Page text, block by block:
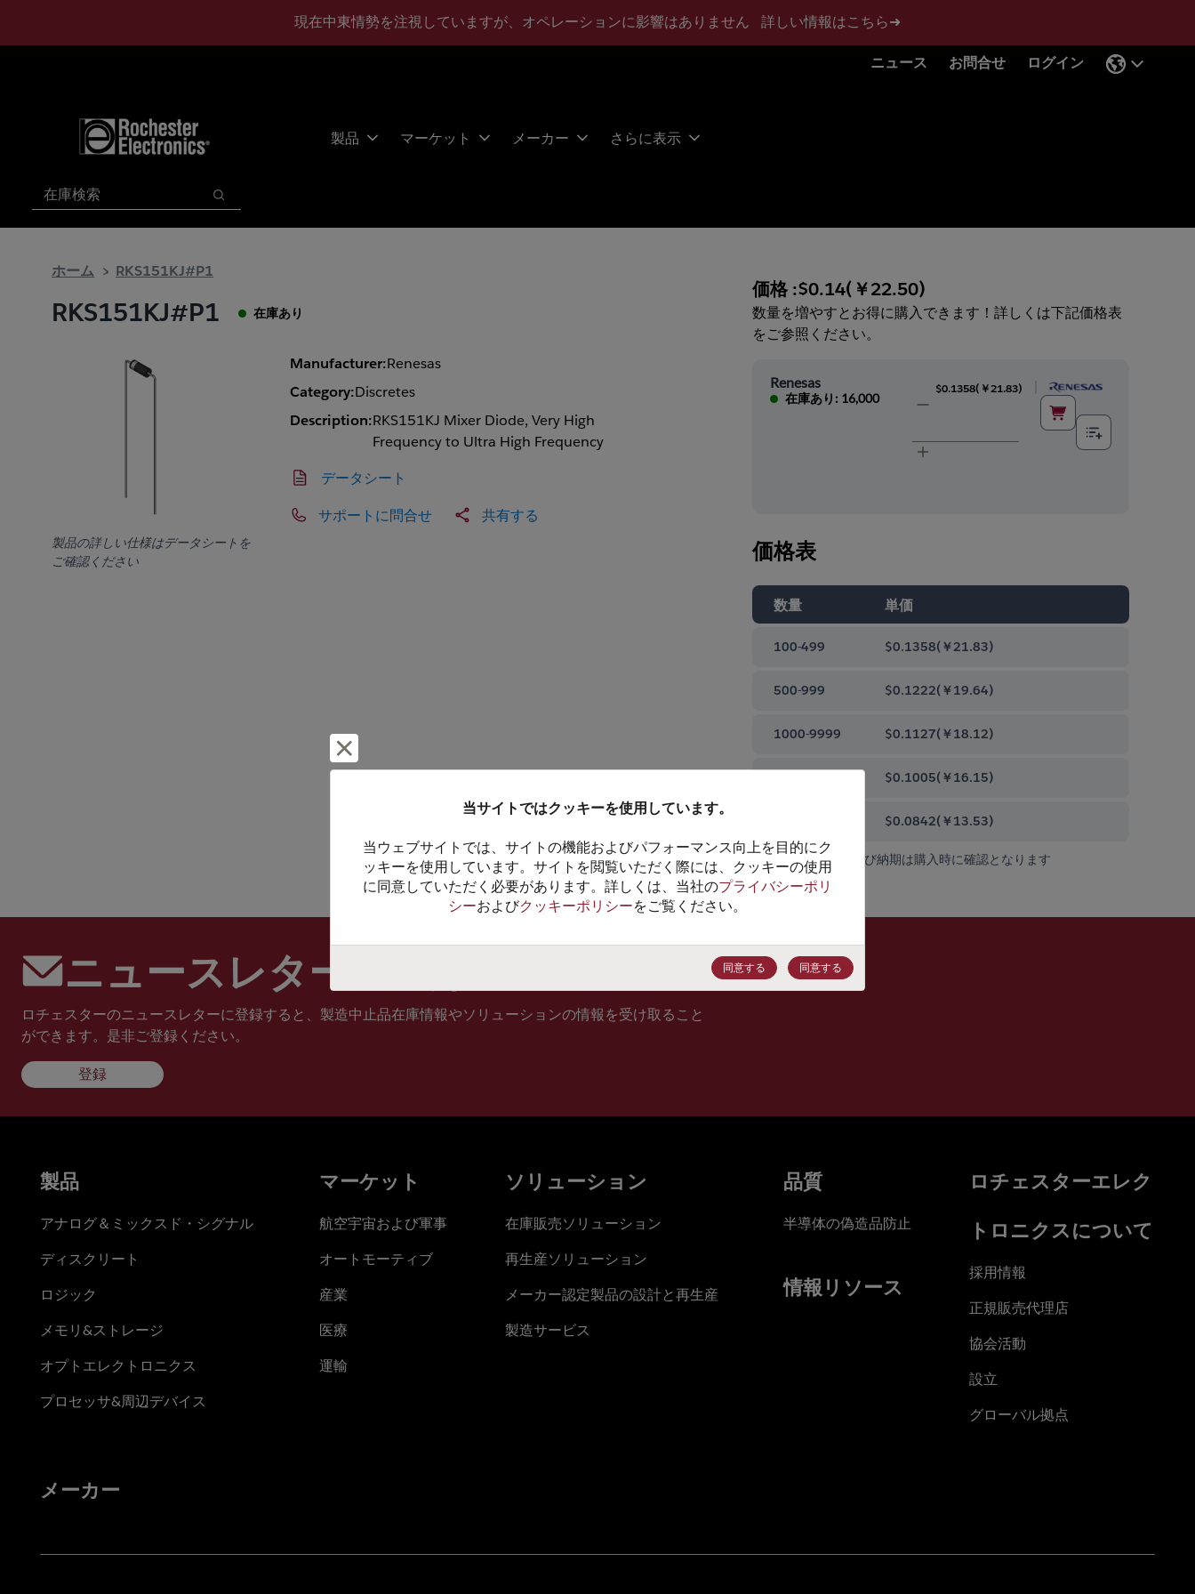
現在中東情勢を注視していますが、オペレーションに影響はありません 詳しい情報はこちら➜
ニュース お問合せ ログイン
製品 マーケット メーカー さらに表示
検索
検索
ホーム RKS151KJ#P1
RKS151KJ#P1 在庫あり
製品の詳しい仕様はデータシートを
ご確認ください
Manufacturer:Renesas
Category:Discretes
Description:RKS151KJ Mixer Diode, Very High
Frequency to Ultra High Frequency
データシート
サポートに問合せ 共有する
価格 :$0.14(￥22.50)
数量を増やすとお得に購入できます！詳しくは下記価格表
をご参照ください。
Renesas
在庫あり: 16,000
$0.1358( ￥21.83)
価格表
数量 単価
100-499 $0.1358(￥21.83)
500-999 $0.1222(￥19.64)
1000-9999 $0.1127(￥18.12)
$0.1005(￥16.15)
$0.0842(￥13.53)
価格、在庫状況および納期は購入時に確認となります
ニュースレターに登録
ロチェスターのニュースレターに登録すると、製造中止品在庫情報やソリューションの情報を受け取ること
ができます。是非ご登録ください。
登録
当サイトではクッキーを使用しています。
当ウェブサイトでは、サイトの機能およびパフォーマンス向上を目的にク
ッキーを使用しています。サイトを閲覧いただく際には、クッキーの使用
に同意していただく必要があります。詳しくは、当社のプライバシーポリ
シーおよびクッキーポリシーをご覧ください。
同意する 同意する
製品
アナログ＆ミックスド・シグナル
ディスクリート
ロジック
メモリ&ストレージ
オプトエレクトロニクス
プロセッサ&周辺デバイス
マーケット
航空宇宙および軍事
オートモーティブ
産業
医療
運輸
ソリューション
在庫販売ソリューション
再生産ソリューション
メーカー認定製品の設計と再生産
製造サービス
品質
半導体の偽造品防止
情報リソース
ロチェスターエレク
トロニクスについて
採用情報
正規販売代理店
協会活動
設立
グローバル拠点
メーカー